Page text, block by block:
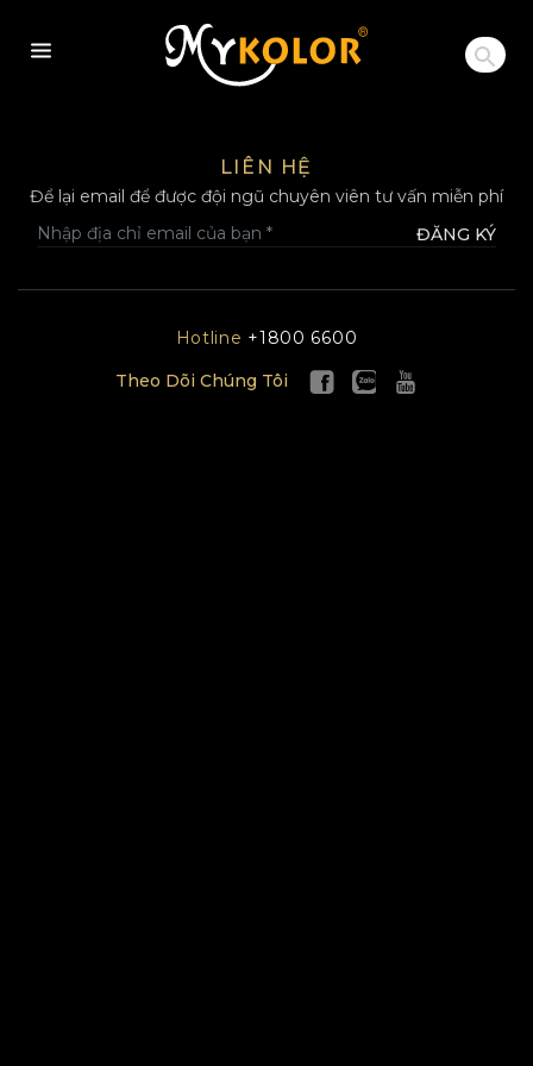
MYKOLOR
LIÊN HỆ
Để lại email để được đội ngũ chuyên viên tư vấn miễn phí
ĐĂNG KÝ
Hotline +1800 6600
Theo Dõi Chúng Tôi